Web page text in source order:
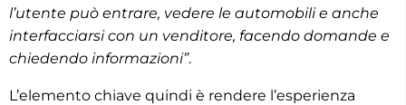
l’utente può entrare, vedere le automobili e anche
interfacciarsi con un venditore, facendo domande e
chiedendo informazioni”.
L’elemento chiave quindi è rendere l’esperienza